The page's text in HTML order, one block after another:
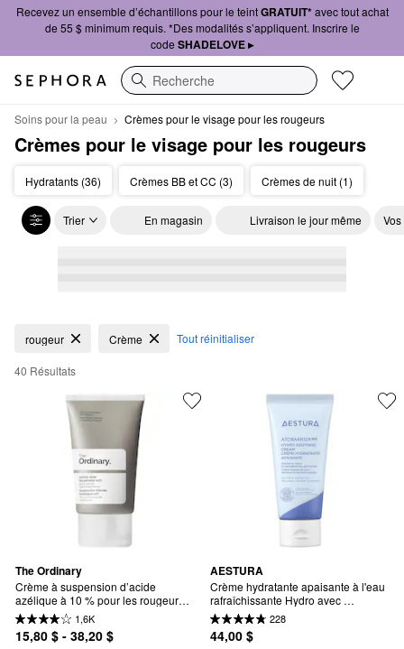
Recevez un ensemble d’échantillons pour le teintGRATUIT*avec tout achat
de 55 $ minimum requis. *Des modalités s’appliquent. Inscrire le
code SHADELOVE ▸
Recherche
Soins pour la peau Crèmes pour le visage pour les rougeurs
Crèmes pour le visage pour les rougeurs
Hydratants (36) Crèmes BB et CC (3) Crèmes de nuit (1)
Trier En magasin Livraison le jour même
Crèmes pour le visage pour les rougeurs
rougeur Crème Tout réinitialiser
40 Résultats
The Ordinary
Crème à suspension d’acide
azélique à 10 % pour les rougeurs
et la peau sujette aux imperfections
1,6K
15,80 $ - 38,20 $
AESTURA
Crème hydratante apaisante à l'eau
rafraîchissante Hydro avec
céramides et acide hyaluronique
pour la réparation de la barrière
hydratante ATOBARRIER365
228
44,00 $